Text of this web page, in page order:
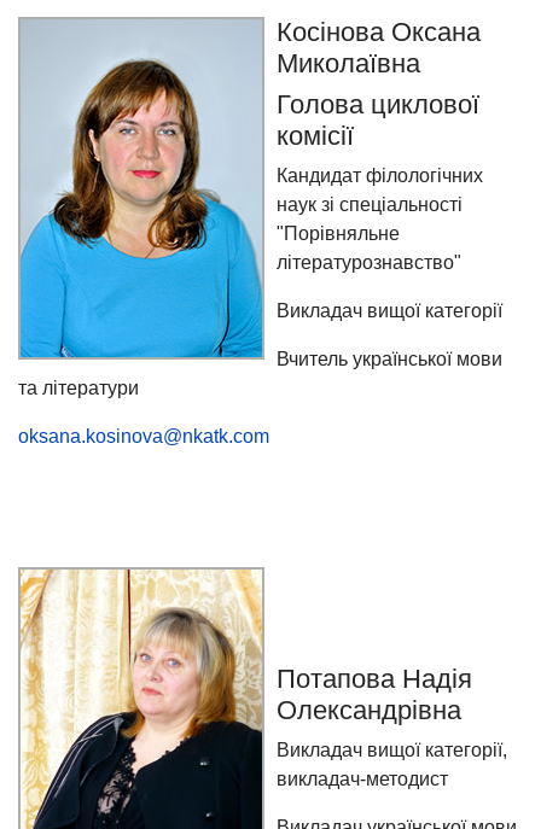
Косінова Оксана
Миколаївна
Голова циклової
комісії
Кандидат філологічних
наук зі спеціальності
"Порівняльне
літературознавство"
Викладач вищої категорії
Вчитель української мови
та літератури
oksana.kosinova@nkatk.com
Потапова Надія
Олександрівна
Викладач вищої категорії,
викладач-методист